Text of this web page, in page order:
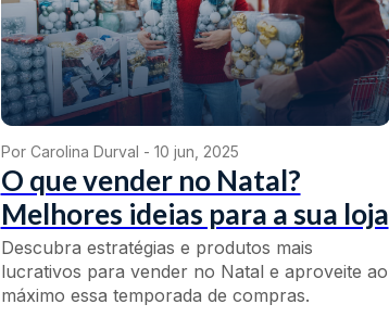
Por Carolina Durval - 10 jun, 2025
O que vender no Natal?
Melhores ideias para a sua loja
Descubra estratégias e produtos mais
lucrativos para vender no Natal e aproveite ao
máximo essa temporada de compras.